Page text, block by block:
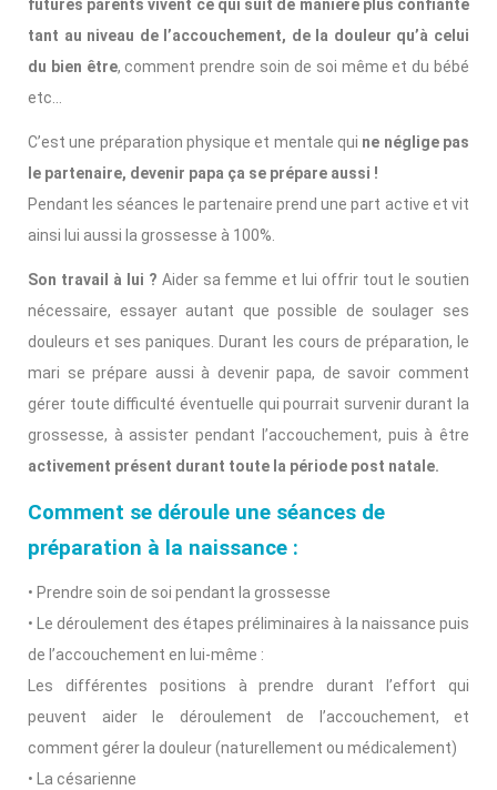
futures parents vivent ce qui suit de manière plus confiante
tant au niveau de l’accouchement, de la douleur qu’à celui
du bien être, comment prendre soin de soi même et du bébé
etc…
C’est une préparation physique et mentale qui ne néglige pas
le partenaire, devenir papa ça se prépare aussi !
Pendant les séances le partenaire prend une part active et vit
ainsi lui aussi la grossesse à 100%.
Son travail à lui ? Aider sa femme et lui offrir tout le soutien
nécessaire, essayer autant que possible de soulager ses
douleurs et ses paniques. Durant les cours de préparation, le
mari se prépare aussi à devenir papa, de savoir comment
gérer toute difficulté éventuelle qui pourrait survenir durant la
grossesse, à assister pendant l’accouchement, puis à être
activement présent durant toute la période post natale.
Comment se déroule une séances de
préparation à la naissance :
• Prendre soin de soi pendant la grossesse
• Le déroulement des étapes préliminaires à la naissance puis
de l’accouchement en lui-même :
Les différentes positions à prendre durant l’effort qui
peuvent aider le déroulement de l’accouchement, et
comment gérer la douleur (naturellement ou médicalement)
• La césarienne